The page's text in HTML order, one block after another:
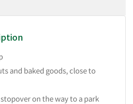
and baked goods, close to
on the way to a park